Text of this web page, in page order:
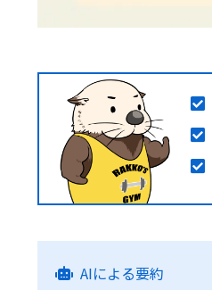
AIによる要約